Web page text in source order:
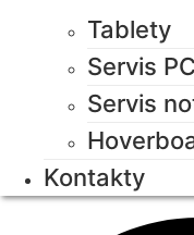
Tablety
Servis PC
Servis
Kontakty